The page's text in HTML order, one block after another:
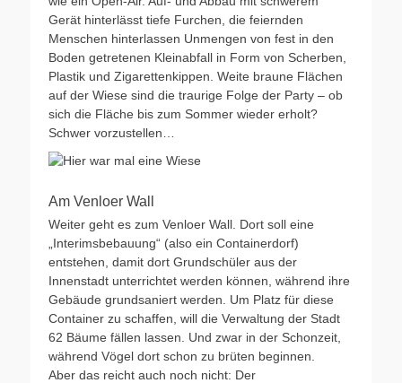
Gerät hinterlässt tiefe Furchen, die feiernden
Menschen hinterlassen Unmengen von fest in den
Boden getretenen Kleinabfall in Form von Scherben,
Plastik und Zigarettenkippen. Weite braune Flächen
auf der Wiese sind die traurige Folge der Party – ob
sich die Fläche bis zum Sommer wieder erholt?
Schwer vorzustellen…
Am Venloer Wall
Weiter geht es zum Venloer Wall. Dort soll eine
„Interimsbebauung“ (also ein Containerdorf)
entstehen, damit dort Grundschüler aus der
Innenstadt unterrichtet werden können, während ihre
Gebäude grundsaniert werden. Um Platz für diese
Container zu schaffen, will die Verwaltung der Stadt
62 Bäume fällen lassen. Und zwar in der Schonzeit,
während Vögel dort schon zu brüten beginnen.
Aber das reicht auch noch nicht: Der